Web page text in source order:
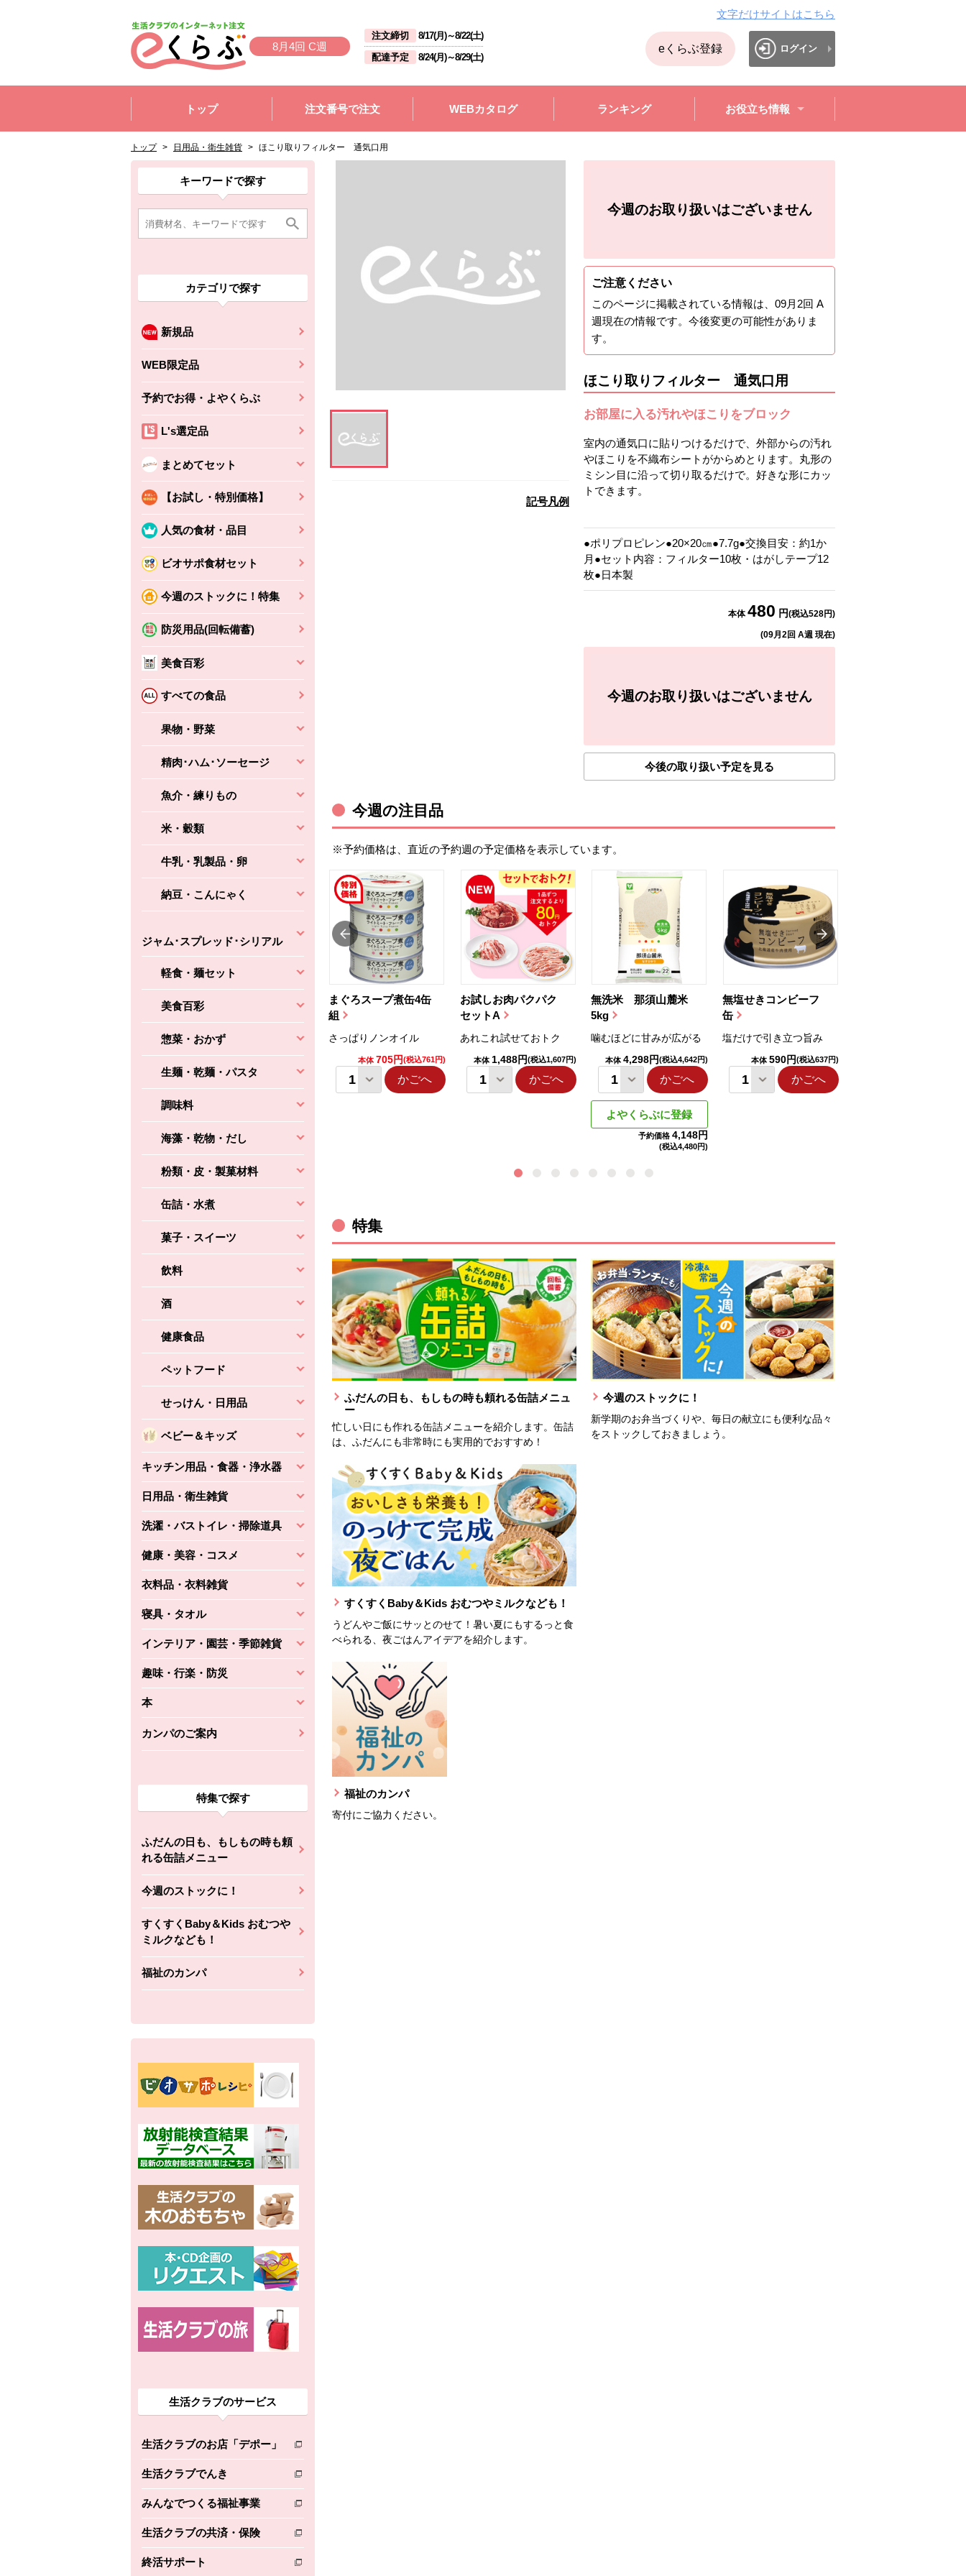
8月4回 C週
注文締切 8/17(月)～8/22(土)
配達予定
8/24(月)～8/29(土)
文字だけサイトはこちら
eくらぶ登録 ログイン
トップ
注文番号で注文 WEBカタログ ランキング お役立ち情報
トップ > 日用品・衛生雑貨 > ほこり取りフィルター 通気口用
ここから消費材検索メニューです。
キーワードで探す
カテゴリで探す
新規品
WEB限定品
予約でお得・よやくらぶ
L's選定品
まとめてセット
【お試し・特別価格】
人気の食材・品目
ビオサポ食材セット
今週のストックに！特集
防災用品(回転備蓄)
美食百彩
すべての食品
果物・野菜
精肉･ハム･ソーセージ
魚介・練りもの
米・穀類
牛乳・乳製品・卵
納豆・こんにゃく
ジャム･スプレッド･シリアル
軽食・麺セット
美食百彩
惣菜・おかず
生麺・乾麺・パスタ
調味料
海藻・乾物・だし
粉類・皮・製菓材料
缶詰・水煮
菓子・スイーツ
飲料
酒
健康食品
ペットフード
せっけん・日用品
ベビー＆キッズ
キッチン用品・食器・浄水器
日用品・衛生雑貨
洗濯・バストイレ・掃除道具
健康・美容・コスメ
衣料品・衣料雑貨
寝具・タオル
インテリア・園芸・季節雑貨
趣味・行楽・防災
本
カンパのご案内
特集で探す
ふだんの日も、もしもの時も頼
れる缶詰メニュー
今週のストックに！
すくすくBaby＆Kids おむつや
ミルクなども！
福祉のカンパ
消費材検索メニューここまで。
ここから本文です。
ここから組合員向けメニューです。
生活クラブのサービス
生活クラブのお店「デポー」
別のウィンドウで開きます。
生活クラブでんき
別のウィンドウで開きます。
みんなでつくる福祉事業
別のウィンドウで開きます。
生活クラブの共済・保険
別のウィンドウで開きます。
終活サポート
別のウィンドウで開きます。
組合員向けメニューここまで。
ここから本文です。
今週のお取り扱いはございません
ご注意ください
このページに掲載されている情報は、 09月2回 A
週現在の情報です。今後変更の可能性がありま
す。
ほこり取りフィルター 通気口用
お部屋に入る汚れやほこりをブロック
室内の通気口に貼りつけるだけで、外部からの汚れ
やほこりを不織布シートがからめとります。丸形の
ミシン目に沿って切り取るだけで。好きな形にカッ
トできます。
●ポリプロピレン●20×20㎝●7.7g●交換目安：約1か
月●セット内容：フィルター10枚・はがしテープ12
枚●日本製
本体480 円(税込528円)
(09月2回 A週 現在)
今週のお取り扱いはございません
今後の取り扱い予定を見る
この画像を大きく見る
記号凡例
今週の注目品
※予約価格は、直近の予約週の予定価格を表示しています。
まぐろスープ煮缶4缶
組
さっぱりノンオイル
本体 705円(税込761円)
かごへ
お試しお肉パクパク
セットA
あれこれ試せておトク
本体 1,488円(税込1,607円)
かごへ
無洗米 那須山麓米
5kg
噛むほどに甘みが広がる
本体 4,298円(税込4,642円)
かごへ
よやくらぶに登録
予約価格 4,148円
(税込4,480円)
無塩せきコンビーフ
缶
塩だけで引き立つ旨み
本体 590円(税込637円)
かごへ
ちょこっと揚げ（香
えびの風味がぶわっ！
かごへ
バルサミコ
コク深くフルーティー
本体
特集
ふだんの日も、もしもの時も頼れる缶詰メニュ
ー
忙しい日にも作れる缶詰メニューを紹介します。缶詰
は、ふだんにも非常時にも実用的でおすすめ！
今週のストックに！
新学期のお弁当づくりや、毎日の献立にも便利な品々
をストックしておきましょう。
すくすくBaby＆Kids おむつやミルクなども！
うどんやご飯にサッとのせて！暑い夏にもするっと食
べられる、夜ごはんアイデアを紹介します。
福祉のカンパ
寄付にご協力ください。